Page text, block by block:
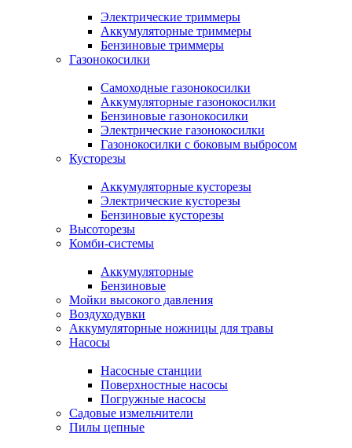
Электрические триммеры
Аккумуляторные триммеры
Бензиновые триммеры
Газонокосилки
Самоходные газонокосилки
Аккумуляторные газонокосилки
Бензиновые газонокосилки
Электрические газонокосилки
Газонокосилки с боковым выбросом
Кусторезы
Аккумуляторные кусторезы
Электрические кусторезы
Бензиновые кусторезы
Высоторезы
Комби-системы
Аккумуляторные
Бензиновые
Мойки высокого давления
Воздуходувки
Аккумуляторные ножницы для травы
Насосы
Насосные станции
Поверхностные насосы
Погружные насосы
Садовые измельчители
Пилы цепные